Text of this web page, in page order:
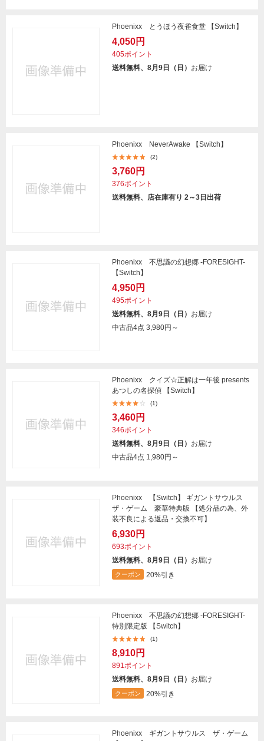
Phoenixx とうほう夜雀食堂 【Switch】
4,050円
405ポイント
送料無料、8月9日（日） お届け
Phoenixx NeverAwake 【Switch】
(2)
3,760円
376ポイント
送料無料、店在庫有り 2～3日出荷
Phoenixx 不思議の幻想郷 -FORESIGHT-
【Switch】
4,950円
495ポイント
送料無料、8月9日（日） お届け
中古品4点 3,980円～
Phoenixx クイズ☆正解は一年後 presents
あつしの名探偵 【Switch】
(1)
3,460円
346ポイント
送料無料、8月9日（日） お届け
中古品4点 1,980円～
Phoenixx 【Switch】 ギガントサウルス
ザ・ゲーム 豪華特典版 【処分品の為、外
装不良による返品・交換不可】
6,930円
693ポイント
送料無料、8月9日（日） お届け
クーポン 20%引き
Phoenixx 不思議の幻想郷 -FORESIGHT-
特別限定版 【Switch】
(1)
8,910円
891ポイント
送料無料、8月9日（日） お届け
クーポン 20%引き
Phoenixx ギガントサウルス ザ・ゲーム